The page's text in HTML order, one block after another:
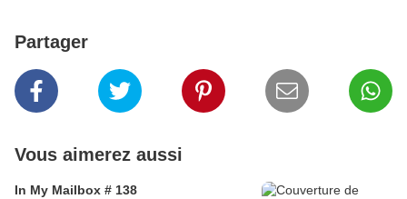
Partager
Vous aimerez aussi
In My Mailbox # 138